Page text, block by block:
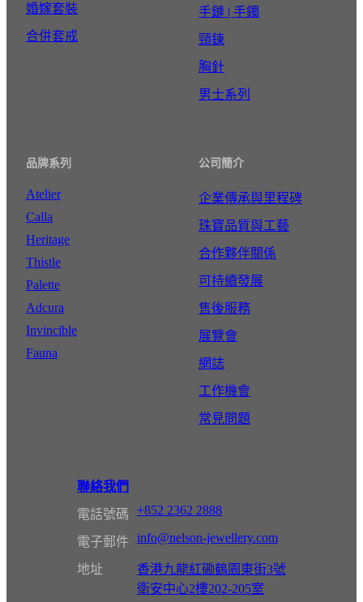
婚嫁套裝
合併套戒
手鏈 | 手鐲
頸鍊
胸針
男士系列
品牌系列
Atelier
Calla
Heritage
Thistle
Palette
Adcura
Invincible
Fauna
公司簡介
企業傳承與里程碑
珠寶品質與工藝
合作夥伴關係
可持續發展
售後服務
展覽會
網誌
工作機會
常見問題
聯絡我們
電話號碼
+852 2362 2888
電子郵件 info@nelson-jewellery.com
地址
香港九龍紅磡鶴園東街3號
衛安中心2樓202-205室